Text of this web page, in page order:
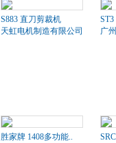
S883 直刀剪裁机
天虹电机制造有限公司
ST3
广
胜家牌 1408多功能..